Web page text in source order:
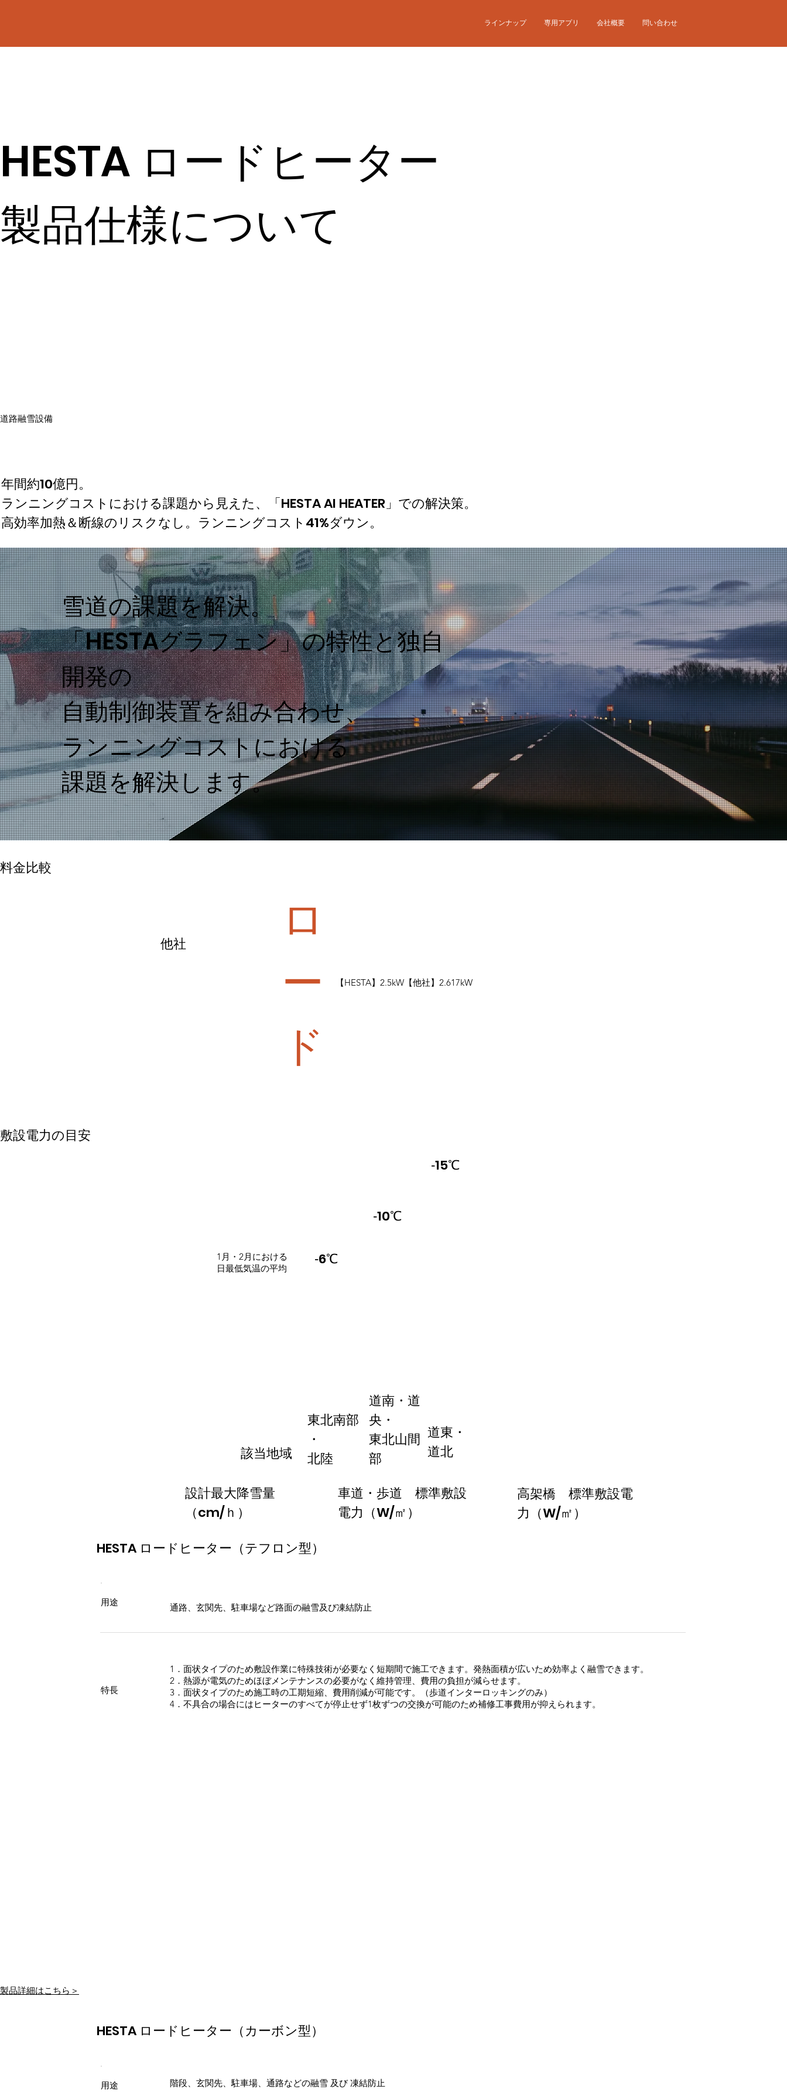
ラインナップ 専用アプリ 会社概要 問い合わせ
HESTA ロードヒーター
製品仕様について
道路融雪設備
年間約10億円。
ランニングコストにおける課題から見えた、「HESTA AI HEATER」での解決策。
高効率加熱＆断線のリスクなし。ランニングコスト41%ダウン。
HESTA ロードヒーター（テフロン型）
用途
特長
通路、玄関先、駐車場など路面の融雪及び凍結防止
1．面状タイプのため敷設作業に特殊技術が必要なく短期間で施工できます。発熱面積が広いため効率よく融雪できます。
2．熱源が電気のためほぼメンテナンスの必要がなく維持管理、費用の負担が減らせます。
3．面状タイプのため施工時の工期短縮、費用削減が可能です。（歩道インターロッキングのみ）
4．不具合の場合にはヒーターのすべてが停止せず1枚ずつの交換が可能のため補修工事費用が抑えられます。
製品詳細はこちら＞
1月・2月における
日最低気温の平均
‐6℃
‐10℃
‐15℃
該当地域
東北南部​
・
北陸
道南・道
央・
東北山間
部
道東・
道北
敷設電力の目安
車道・歩道 標準敷設
電力（W/㎡）
設計最大降雪量
（cm/ｈ）
高架橋 標準敷設電
力（W/㎡）
料金比較
他社
【HESTA】2.5kW【他社】2.617kW
ロ
ー
ド
HESTA ロードヒーター（カーボン型）
用途 階段、玄関先、駐車場、通路などの融雪 及び 凍結防止
雪道の課題を解決。
「HESTAグラフェン」の特性と独自
開発の
自動制御装置を組み合わせ、
ランニングコストにおける
課題を解決します。